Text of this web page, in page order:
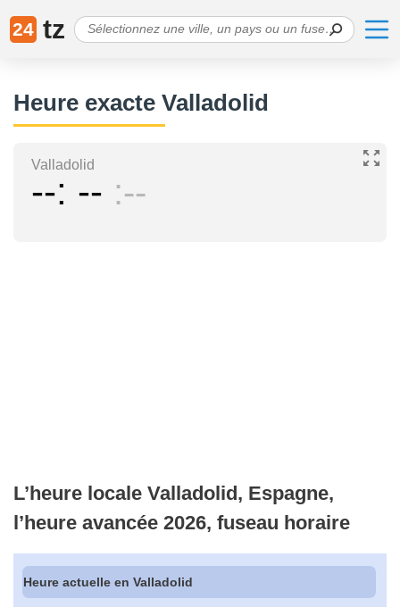
24 tz
Heure exacte Valladolid
Valladolid
-- -- --
L’heure locale Valladolid, Espagne,
l’heure avancée 2026, fuseau horaire
Heure actuelle en Valladolid